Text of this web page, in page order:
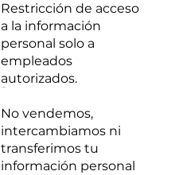
Restricción de acceso
a la información
personal solo a
empleados
autorizados.
No vendemos,
intercambiamos ni
transferimos tu
información personal